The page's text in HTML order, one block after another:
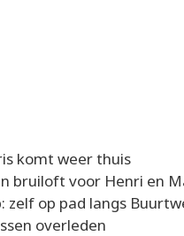
komt weer thuis
bruiloft voor Henri en
zelf op pad langs
overleden